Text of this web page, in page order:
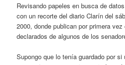
Revisando papeles en busca de
con un recorte del diario Clarín del
2000, donde publican por primera
declarados de algunos de los
Supongo que lo tenía guardado por